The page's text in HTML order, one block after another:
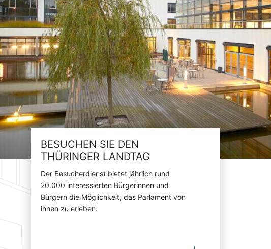
BESUCHEN SIE DEN
THÜRINGER LANDTAG
Der Besucherdienst bietet jährlich rund
20.000 interessierten Bürgerinnen und
Bürgern die Möglichkeit, das Parlament von
innen zu erleben.